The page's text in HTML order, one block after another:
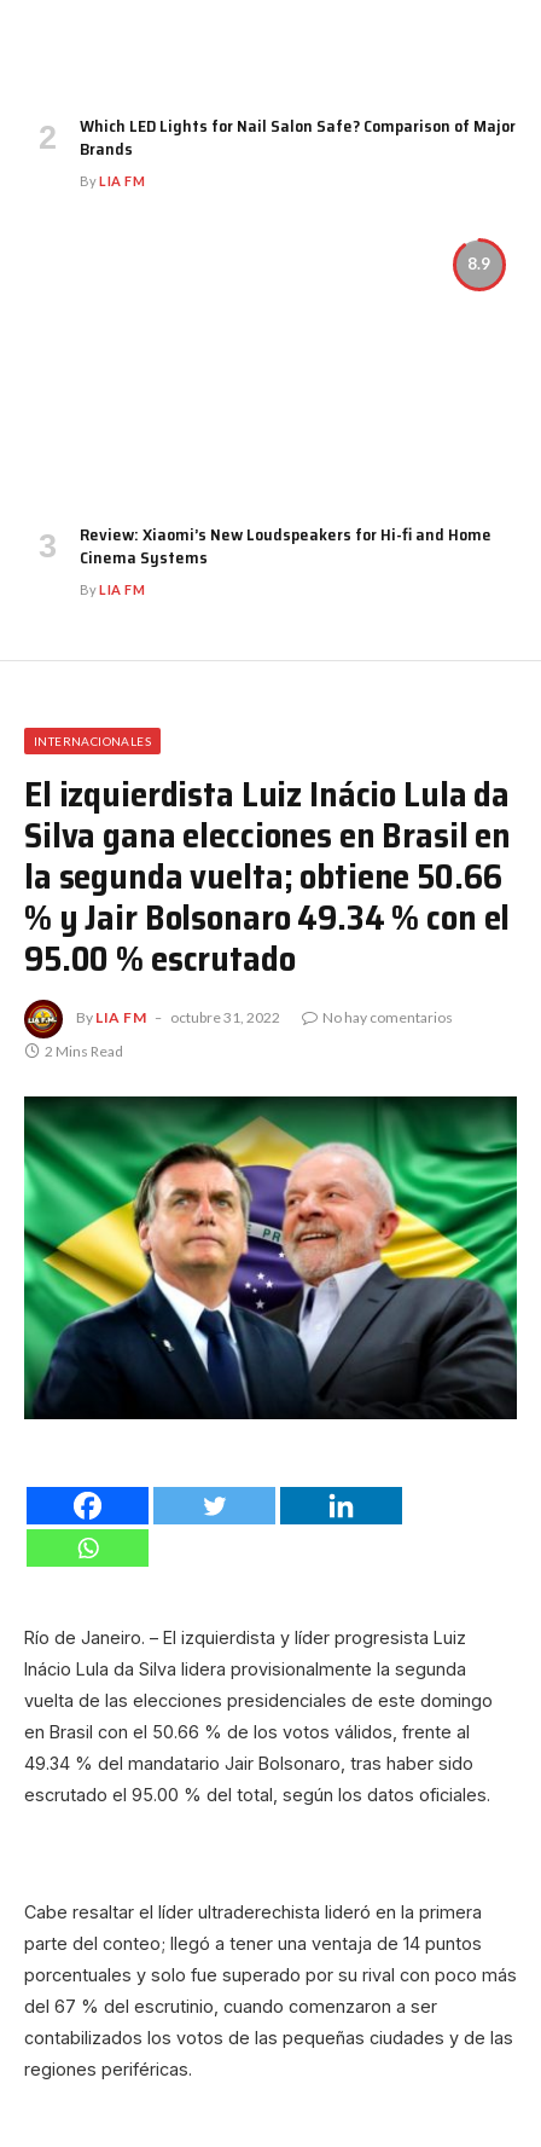
Which LED Lights for Nail Salon Safe? Comparison of Major
Brands
ByLIA FM
8.9
Review: Xiaomi’s New Loudspeakers for Hi-fi and Home
Cinema Systems
ByLIA FM
INTERNACIONALES
El izquierdista Luiz Inácio Lula da
Silva gana elecciones en Brasil en
la segunda vuelta; obtiene 50.66
% y Jair Bolsonaro 49.34 % con el
95.00 % escrutado
By LIA FM octubre 31, 2022
No hay comentarios
2 Mins Read
Río de Janeiro. – El izquierdista y líder progresista Luiz
Inácio Lula da Silva lidera provisionalmente la segunda
vuelta de las elecciones presidenciales de este domingo
en Brasil con el 50.66 % de los votos válidos, frente al
49.34 % del mandatario Jair Bolsonaro, tras haber sido
escrutado el 95.00 % del total, según los datos oficiales.
Cabe resaltar el líder ultraderechista lideró en la primera
parte del conteo; llegó a tener una ventaja de 14 puntos
porcentuales y solo fue superado por su rival con poco más
del 67 % del escrutinio, cuando comenzaron a ser
contabilizados los votos de las pequeñas ciudades y de las
regiones periféricas.